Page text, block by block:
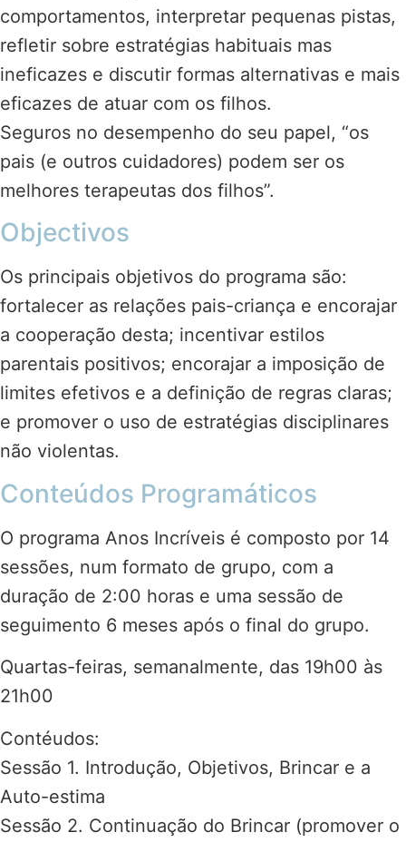
comportamentos, interpretar pequenas pistas,
refletir sobre estratégias habituais mas
ineficazes e discutir formas alternativas e mais
eficazes de atuar com os filhos.
Seguros no desempenho do seu papel, “os
pais (e outros cuidadores) podem ser os
melhores terapeutas dos filhos”.
Objectivos
Os principais objetivos do programa são:
fortalecer as relações pais-criança e encorajar
a cooperação desta; incentivar estilos
parentais positivos; encorajar a imposição de
limites efetivos e a definição de regras claras;
e promover o uso de estratégias disciplinares
não violentas.
Conteúdos Programáticos
O programa Anos Incríveis é composto por 14
sessões, num formato de grupo, com a
duração de 2:00 horas e uma sessão de
seguimento 6 meses após o final do grupo.
Quartas-feiras, semanalmente, das 19h00 às
21h00
Contéudos:
Sessão 1. Introdução, Objetivos, Brincar e a
Auto-estima
Sessão 2. Continuação do Brincar (promover o